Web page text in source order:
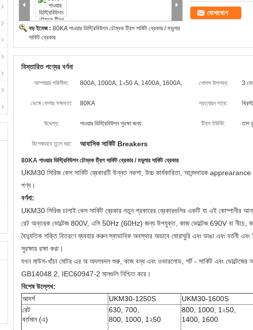
বড় ইমেজ : 80KA পাওয়ার ডিস্ট্রিবিউশন চৌম্বক ট্রিপ সার্কিট ব্রেকার / মডুলার
সার্কিট ব্রেকার
যোগাযোগ
বিস্তারিত পণ্যের বর্ণনা
আম্পায়ার পরিসীমা: 800A, 1000A, 1২50 A, 1400A, 1600A, পোলস উপলব্ধ: 3
ভেঙ্গে ফেলার সক্ষমতা: 80KA প্রত্যয়ন পত্র:
উদ্দেশ্য: পাওয়ার ডিস্ট্রিবিউশন সুরক্ষা জন্য ট্রিপ ইউনিট: তাপ
বিশেষভাবে তুলে ধরা: আবাসিক সার্কিট Breakers
80KA পাওয়ার ডিস্ট্রিবিউশন চৌম্বক ট্রিপ সার্কিট ব্রেকার / মডুলার সার্কিট ব্রেকার
UKM30 সিরিজ কেস সার্কিট ব্রেকারটি উন্নত নকশা, উচ্চ কার্যকারিতা, আনন্দদায়ক apprearance
পণ্য।
বর্ণনা:
UKM30 সিরিজ ঢালাই কেস সার্কিট ব্রেকার নতুন প্রকারের ব্রেকারগুলির একটি যা এই কোম্পানীর
রেট অন্তরক ভোল্টেজ 800V, এসি 50Hz (60Hz) জন্য উপযুক্ত, কাজ ভোল্টেজ 690V বা নীচে,
বৈদ্যুতিক শক্তি বিতরণে ব্যবহার করুনস্বাভাবিক অবস্থার অভাবে ঘোরাঘুরি এবং ভাঙা এবং বর্তনী
সুরক্ষায় রক্ষা করা।
যখন মাউস-খাঁচা মোটর এর অ অদলবদল শুরু, কাজ বন্ধ এবং ওভারলোড, শর্ট - সার্কিট এবং ভোল্টেজের
GB14048.2, IEC60947-2 মানগুলি নিশ্চিত করে।
বিশেষ উল্লেখ:
আদর্শ
UKM30-1250S UKM30-1600S
রেট
বর্তমান (এ)
630, 700,
800, 1000, 1২50
800, 1000, 1২50,
1400, 1600